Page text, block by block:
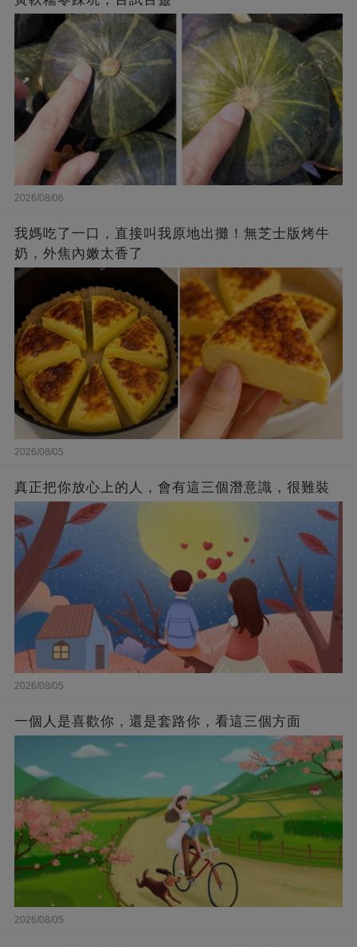
2026/08/06
我媽吃了一口，直接叫我原地出攤！無芝士版烤牛
奶，外焦內嫩太香了
2026/08/05
真正把你放心上的人，會有這三個潛意識，很難裝
2026/08/05
一個人是喜歡你，還是套路你，看這三個方面
2026/08/05